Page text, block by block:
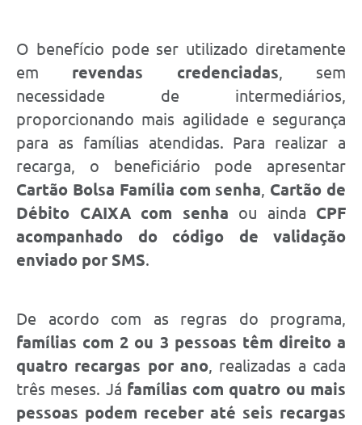
O benefício pode ser utilizado diretamente
em revendas credenciadas , sem
necessidade de intermediários,
proporcionando mais agilidade e segurança
para as famílias atendidas. Para realizar a
recarga, o beneficiário pode apresentar
Cartão Bolsa Família com senha Cartão de
Débito CAIXA com senha ou ainda CPF
acompanhado do código de validação
enviado por SMS.
De acordo com as regras do programa,
famílias com 2 ou 3 pessoas têm direito a
quatro recargas por ano , realizadas a cada
três meses. Já famílias com quatro ou mais
pessoas podem receber até seis recargas